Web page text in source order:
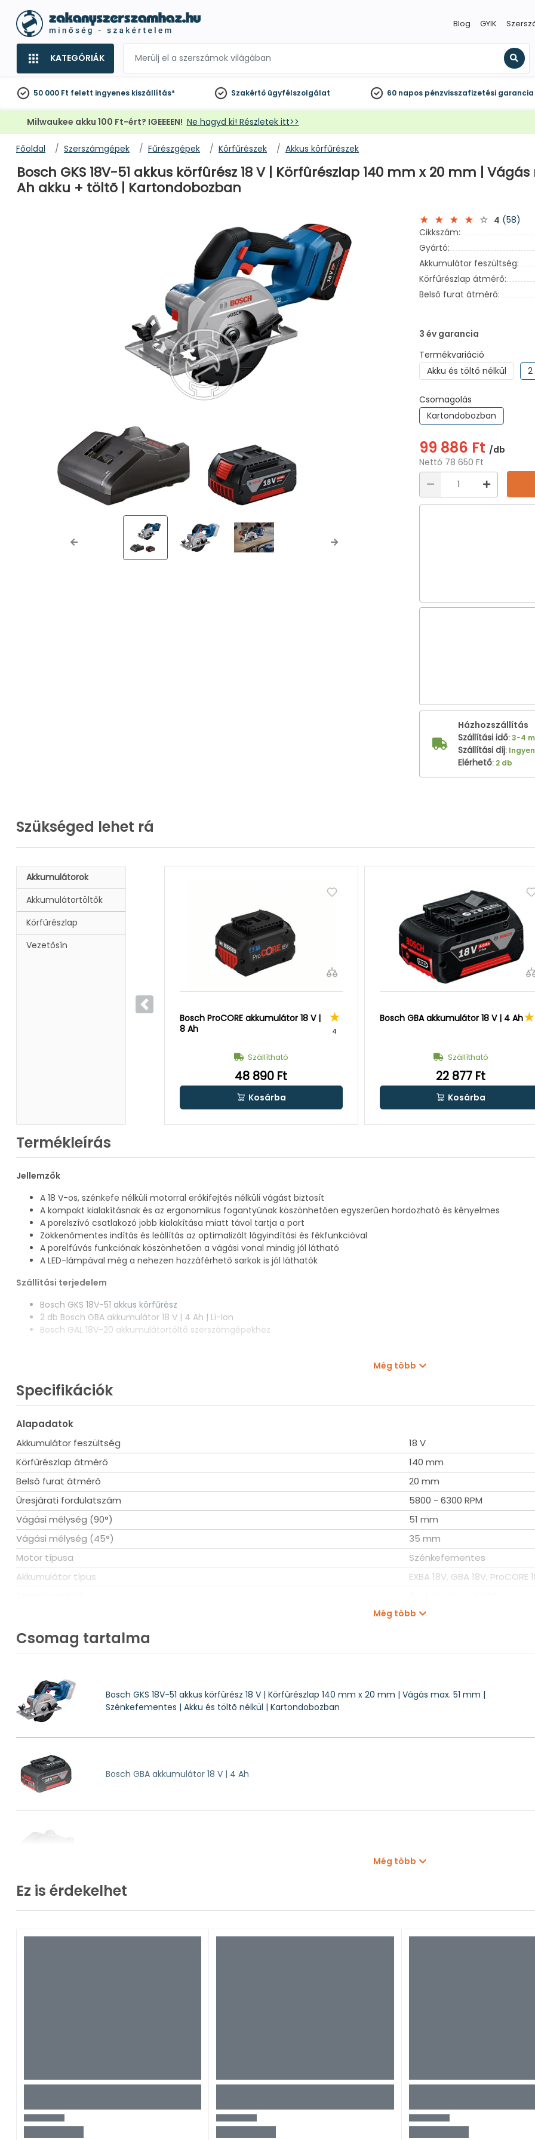
Blog GYIK
KATEGÓRIÁK
50 000 Ft felett ingyenes kiszállítás* Szakértő ügyfélszolgálat 60 napos pénzvisszafizetési garancia
Milwaukee akku 100 Ft-ért? IGEEEEN! Ne hagyd ki! Részletek itt>>
Főoldal Szerszámgépek Fűrészgépek Körfűrészek Akkus körfűrészek
Bosch GKS 18V-51 akkus körfûrész 18 V | Körfûrészlap 140 mm x 20 mm |
Ah akku + töltõ | Kartondobozban
Previous Next
4 (58)
Cikkszám:
Gyártó:
Akkumulátor feszültség:
Körfűrészlap átmérő:
Belső furat átmérő:
3 év garancia
Termékvariáció
Akku és töltő nélkül
2
Csomagolás
Kartondobozban
99 886 Ft /db
Nettó 78 650 Ft
Házhozszállítás
Szállítási idő:3-4
Szállítási díj:
Elérhető: 2 db
Szükséged lehet rá
Akkumulátorok
Akkumulátortöltők
Körfűrészlap
Vezetősín
Előző
Bosch ProCORE akkumulátor 18 V |
8 Ah
4
Szállítható
48 890 Ft
Kosárba
Bosch GBA akkumulátor 18 V | 4 Ah
Szállítható
22 877 Ft
Kosárba
Termékleírás
Jellemzők
A 18 V-os, szénkefe nélküli motorral erőkifejtés nélküli vágást biztosít
A kompakt kialakításnak és az ergonomikus fogantyúnak köszönhetően egyszerűen hordozható és kényelmes
A porelszívó csatlakozó jobb kialakítása miatt távol tartja a port
Zökkenőmentes indítás és leállítás az optimalizált lágyindítási és fékfunkcióval
A porelfúvás funkciónak köszönhetően a vágási vonal mindig jól látható
A LED-lámpával még a nehezen hozzáférhető sarkok is jól láthatók
Szállítási terjedelem
Bosch GKS 18V-51 akkus körfűrész
2 db Bosch GBA akkumulátor 18 V | 4 Ah | Li-Ion
Bosch GAL 18V-20 akkumulátortöltő szerszámgépekhez
Körfűrészlap átmérő: 140 mm
Belső furat átmérő: 20 mm
Vágási mélység 90°: 51 mm
Vágási mélység 45°: 35 mm
Még több
Specifikációk
Alapadatok
Akkumulátor feszültség
18 V
Körfűrészlap átmérő
140 mm
Belső furat átmérő
20 mm
Üresjárati fordulatszám
5800 - 6300 RPM
Vágási mélység (90°)
51 mm
Vágási mélység (45°)
35 mm
Motor típusa
Szénkefementes
Akkumulátor típus
EXBA 18V, GBA 18V, ProCORE
Kartondobozban
Súly
Körfűrész típus
GKS18V51
Még több
Csomag tartalma
Bosch GKS 18V-51 akkus körfûrész 18 V | Körfûrészlap 140 mm x 20 mm | Vágás max. 51 mm |
Szénkefementes | Akku és töltõ nélkül | Kartondobozban
Bosch GBA akkumulátor 18 V | 4 Ah
Még több
Ez is érdekelhet